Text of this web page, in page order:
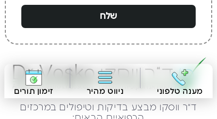
שלח
מענה טלפוני ניווט מהיר זימון תורים
ד״ר ווסקו מבצע בדיקות וטיפולים במרכזים